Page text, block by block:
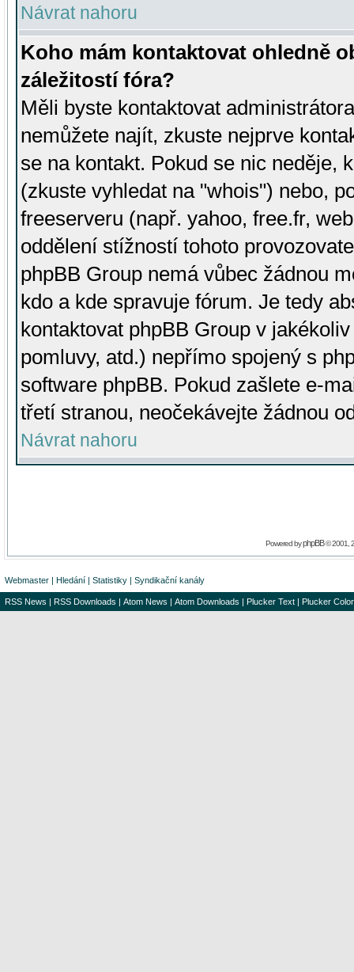
Návrat nahoru
Koho mám kontaktovat ohledně
záležitostí fóra?
Měli byste kontaktovat
nemůžete najít, zkuste nejprve
se na kontakt. Pokud se nic neděje,
(zkuste vyhledat na "whois") nebo,
freeserveru (např. yahoo, free.fr,
oddělení stížností tohoto
phpBB Group nemá vůbec žádnou
kdo a kde spravuje fórum. Je tedy
kontaktovat phpBB Group v
pomluvy, atd.) nepřímo spojený s
software phpBB. Pokud zašlete e-
třetí stranou, neočekávejte žádnou
Návrat nahoru
Powered byphpBB© 2001,
Webmaster | Hledání | Statistiky | Syndikační kanály
RSS News | RSS Downloads | Atom News | Atom Downloads | Plucker Text | Plucker Color